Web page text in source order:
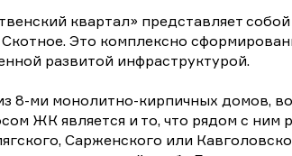
квартал» представляет
Это комплексно
развитой инфраструктурой.
8-ми монолитно-кирпичных домов,
ЖК является и то, что рядом с
Сарженского или